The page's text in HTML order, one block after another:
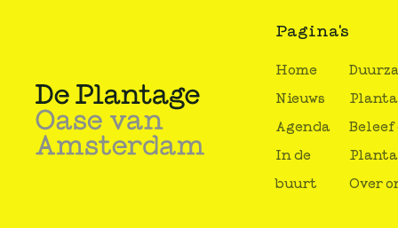
Pagina's
Home
Nieuws
Agenda
In de
buurt
Beleef
Over